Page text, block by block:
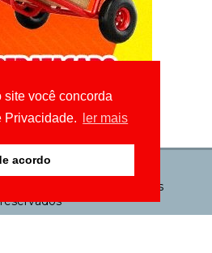
você concorda
Privacidade.
ler mais
acordo
GIRO ES - Todos os direitos
reservados